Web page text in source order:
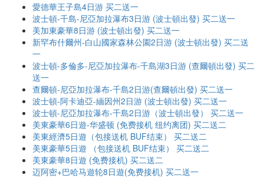
愛德華王子島4日游 买二送一
波士頓-千島-尼亞加拉瀑布3日游 (波士頓出發) 买二送一
美加東豪華8日游 (波士頓出發) 买二送一
新罕布什爾州-白山國家森林公園2日游 (波士頓出發) 买二送
一
波士頓-多倫多-尼亞加拉瀑布-千島湖3日游 (查爾頓出發) 买二
送一
查爾頓-尼亞加拉瀑布-千島2日游(查爾頓出發) 买二送一
波士頓-阿卡迪亞-緬因州2日游 (波士頓出發) 买二送一
波士頓-尼亞加拉瀑布-千島2日游（波士頓出發） 买二送一
美東豪華6日遊-华盛顿 (免费接机 纽约离团) 买二送二
美東經濟5日遊（包接送机 BUF结束） 买二送二
美東豪華5日遊 （包接送机 BUF结束） 买二送二
美東豪華8日遊 (免费接机) 买二送二
迈阿密+巴哈马遊轮8日遊(免费接机) 买二送一